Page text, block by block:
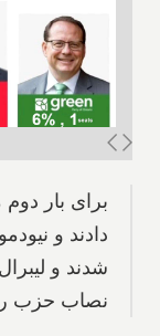
برای بار
دادند و
شدند و
نصاب حزب